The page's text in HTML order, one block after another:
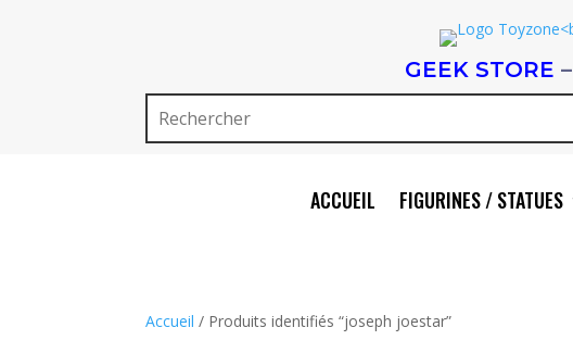
GEEK STORE –
ACCUEIL FIGURINES / STATUES
Accueil / Produits identifiés “joseph joestar”